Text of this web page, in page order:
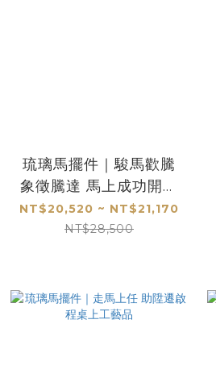
琉璃馬擺件｜駿馬歡騰
象徵騰達 馬上成功開業
開市首選
NT$20,520 ~ NT$21,170
NT$28,500